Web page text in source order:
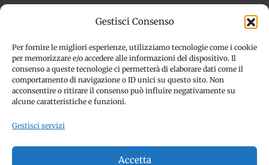
Gestisci Consenso
Per fornire le migliori esperienze, utilizziamo tecnologie come i cookie
per memorizzare e/o accedere alle informazioni del dispositivo. Il
consenso a queste tecnologie ci permetterà di elaborare dati come il
comportamento di navigazione o ID unici su questo sito. Non
acconsentire o ritirare il consenso può influire negativamente su
alcune caratteristiche e funzioni.
Gestisci servizi
Accetta
Disconoscimento
© Copyright 2012 -2026 | SPETTACOLI EVENTI - CIVITANOVA